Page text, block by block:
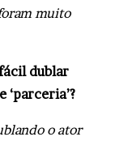
muito
dublar
o ator